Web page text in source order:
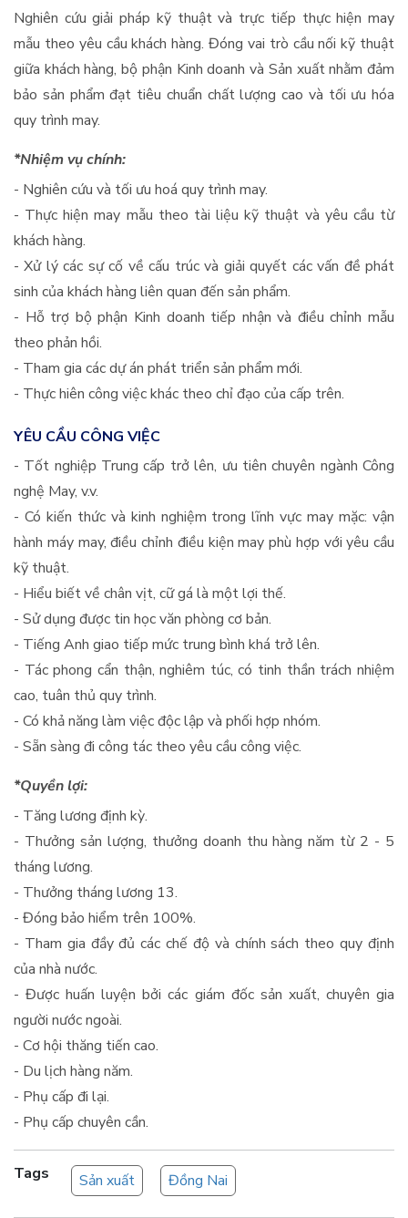
Nghiên cứu giải pháp kỹ thuật và trực tiếp thực hiện may
mẫu theo yêu cầu khách hàng. Đóng vai trò cầu nối kỹ thuật
giữa khách hàng, bộ phận Kinh doanh và Sản xuất nhằm đảm
bảo sản phẩm đạt tiêu chuẩn chất lượng cao và tối ưu hóa
quy trình may.
*Nhiệm vụ chính:
- Nghiên cứu và tối ưu hoá quy trình may.
- Thực hiện may mẫu theo tài liệu kỹ thuật và yêu cầu từ
khách hàng.
- Xử lý các sự cố về cấu trúc và giải quyết các vấn đề phát
sinh của khách hàng liên quan đến sản phẩm.
- Hỗ trợ bộ phận Kinh doanh tiếp nhận và điều chỉnh mẫu
theo phản hồi.
- Tham gia các dự án phát triển sản phẩm mới.
- Thực hiên công việc khác theo chỉ đạo của cấp trên.
YÊU CẦU CÔNG VIỆC
- Tốt nghiệp Trung cấp trở lên, ưu tiên chuyên ngành Công
nghệ May, v.v.
- Có kiến thức và kinh nghiệm trong lĩnh vực may mặc: vận
hành máy may, điều chỉnh điều kiện may phù hợp với yêu cầu
kỹ thuật.
- Hiểu biết về chân vịt, cữ gá là một lợi thế.
- Sử dụng được tin học văn phòng cơ bản.
- Tiếng Anh giao tiếp mức trung bình khá trở lên.
- Tác phong cẩn thận, nghiêm túc, có tinh thần trách nhiệm
cao, tuân thủ quy trình.
- Có khả năng làm việc độc lập và phối hợp nhóm.
- Sẵn sàng đi công tác theo yêu cầu công việc.
*Quyền lợi:
- Tăng lương định kỳ.
- Thưởng sản lượng, thưởng doanh thu hàng năm từ 2 - 5
tháng lương.
- Thưởng tháng lương 13.
- Đóng bảo hiểm trên 100%.
- Tham gia đầy đủ các chế độ và chính sách theo quy định
của nhà nước.
- Được huấn luyện bởi các giám đốc sản xuất, chuyên gia
người nước ngoài.
- Cơ hội thăng tiến cao.
- Du lịch hàng năm.
- Phụ cấp đi lại.
- Phụ cấp chuyên cần.
Tags Sản xuất Đồng Nai